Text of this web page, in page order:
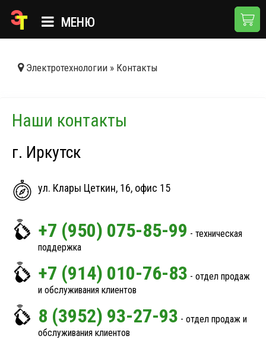
МЕНЮ
НОВОСТИ
ДОСТАВКА И ОПЛАТА
КОНТАКТЫ
Электротехнологии » Контакты
Наши контакты
г. Иркутск
ул. Клары Цеткин, 16, офис 15
+7 (950) 075-85-99 - техническая
поддержка
+7 (914) 010-76-83 - отдел продаж
и обслуживания клиентов
8 (3952) 93-27-93 - отдел продаж и
обслуживания клиентов